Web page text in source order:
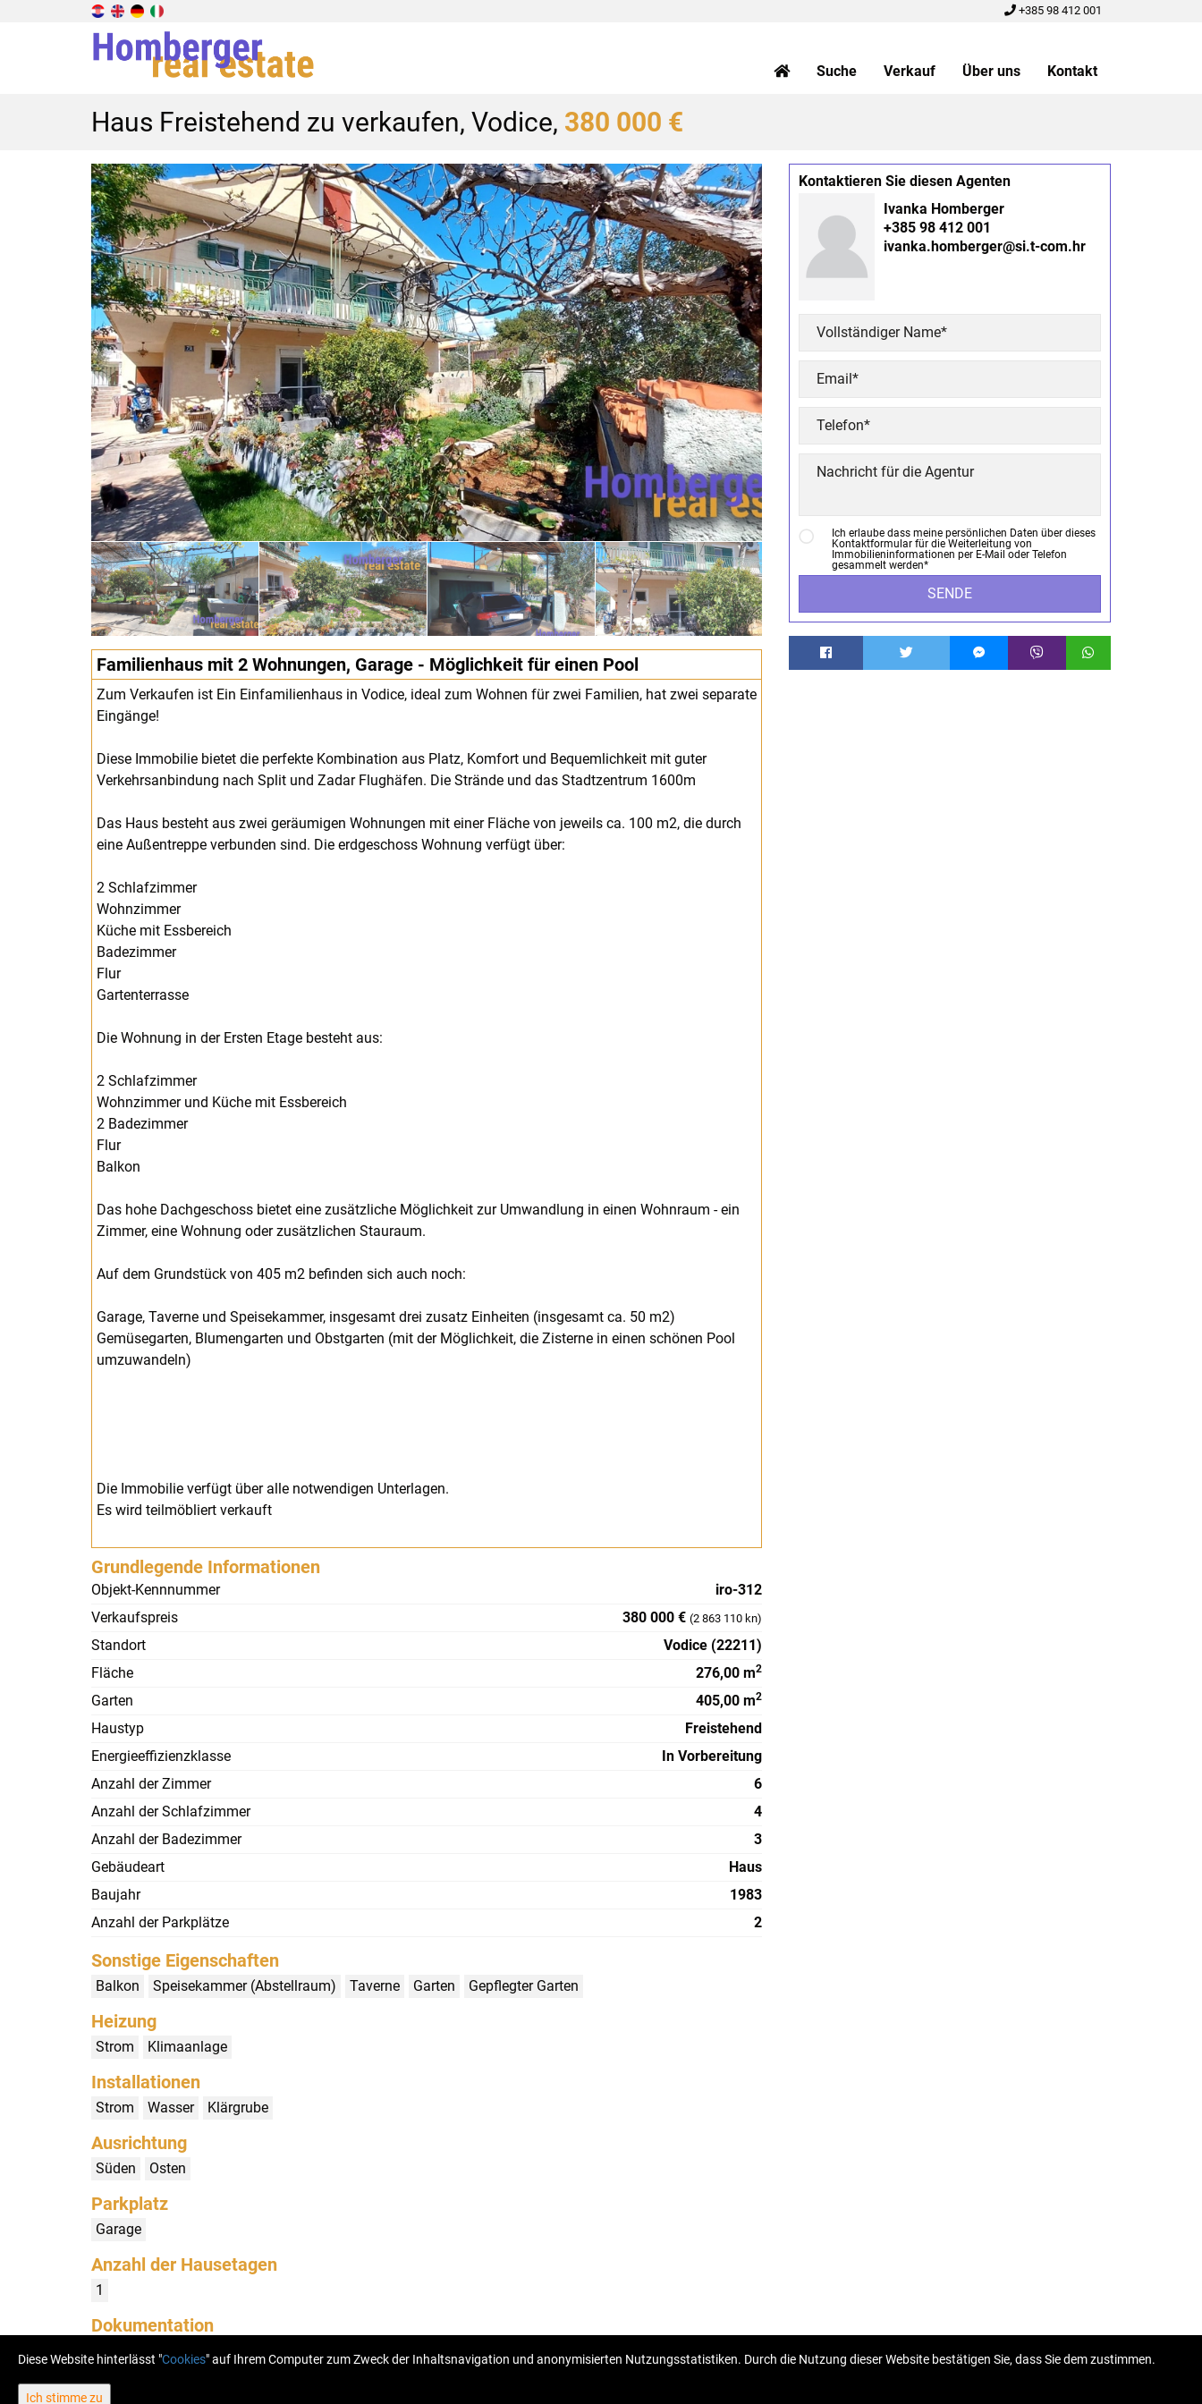
+385 98 412 001
Suche Verkauf Über uns Kontakt
Haus Freistehend zu verkaufen, Vodice, 380 000 €
Familienhaus mit 2 Wohnungen, Garage - Möglichkeit für einen Pool
Zum Verkaufen ist Ein Einfamilienhaus in Vodice, ideal zum Wohnen für zwei Familien, hat zwei separate
Eingänge!
Diese Immobilie bietet die perfekte Kombination aus Platz, Komfort und Bequemlichkeit mit guter
Verkehrsanbindung nach Split und Zadar Flughäfen. Die Strände und das Stadtzentrum 1600m
Das Haus besteht aus zwei geräumigen Wohnungen mit einer Fläche von jeweils ca. 100 m2, die durch
eine Außentreppe verbunden sind. Die erdgeschoss Wohnung verfügt über:
2 Schlafzimmer
Wohnzimmer
Küche mit Essbereich
Badezimmer
Flur
Gartenterrasse
Die Wohnung in der Ersten Etage besteht aus:
2 Schlafzimmer
Wohnzimmer und Küche mit Essbereich
2 Badezimmer
Flur
Balkon
Das hohe Dachgeschoss bietet eine zusätzliche Möglichkeit zur Umwandlung in einen Wohnraum - ein
Zimmer, eine Wohnung oder zusätzlichen Stauraum.
Auf dem Grundstück von 405 m2 befinden sich auch noch:
Garage, Taverne und Speisekammer, insgesamt drei zusatz Einheiten (insgesamt ca. 50 m2)
Gemüsegarten, Blumengarten und Obstgarten (mit der Möglichkeit, die Zisterne in einen schönen Pool
umzuwandeln)
Die Immobilie verfügt über alle notwendigen Unterlagen.
Es wird teilmöbliert verkauft
Grundlegende Informationen
Objekt-Kennnummer
iro-312
Verkaufspreis
380 000 € (2 863 110 kn)
Standort
Vodice (22211)
Fläche
276,00 m2
Garten 405,00 m2
Haustyp
Freistehend
Energieeffizienzklasse
In Vorbereitung
Anzahl der Zimmer
6
Anzahl der Schlafzimmer
4
Anzahl der Badezimmer
3
Gebäudeart
Haus
Baujahr
1983
Anzahl der Parkplätze
2
Sonstige Eigenschaften
Balkon Speisekammer (Abstellraum) Taverne Garten Gepflegter Garten
Heizung
Strom Klimaanlage
Installationen
Strom Wasser Klärgrube
Ausrichtung
Süden Osten
Parkplatz
Garage
Anzahl der Hausetagen
1
Dokumentation
Beschluss über den ausgeführten Stand
Kontaktieren Sie diesen Agenten
Ivanka Homberger
+385 98 412 001
ivanka.homberger@si.t-com.hr
Ich erlaube dass meine persönlichen Daten über dieses
Kontaktformular für die Weiterleitung von
Immobilieninformationen per E-Mail oder Telefon
gesammelt werden*
SENDE
Diese Website hinterlässt "Cookies" auf Ihrem Computer zum Zweck der Inhaltsnavigation und anonymisierten Nutzungsstatistiken. Durch die Nutzung dieser Website bestätigen Sie, dass Sie dem zustimmen.
Ich stimme zu